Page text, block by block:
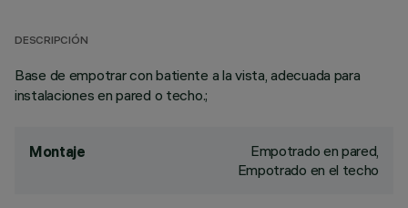
DESCRIPCIÓN
Base de empotrar con batiente a la vista, adecuada para
instalaciones en pared o techo.;
Montaje
Empotrado en pared,
Empotrado en el techo